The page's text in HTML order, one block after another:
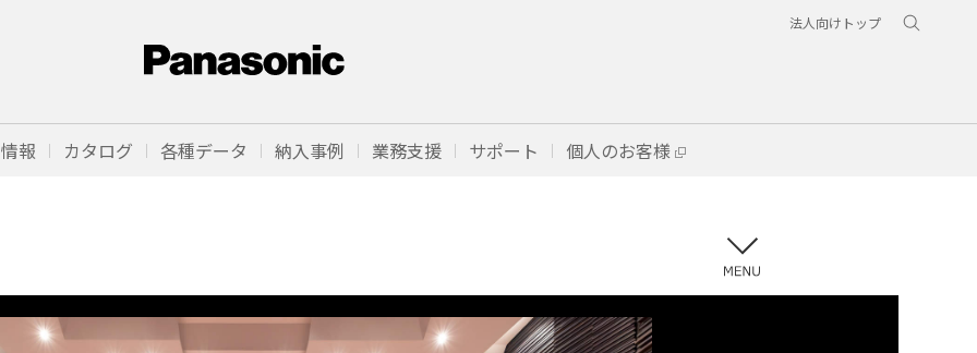
法人向けトップ
報 カタログ 各種データ 納入事例 業務支援 サポート 個人のお客様